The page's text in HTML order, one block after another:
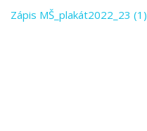
Zápis MŠ_plakát2022_23 (1)